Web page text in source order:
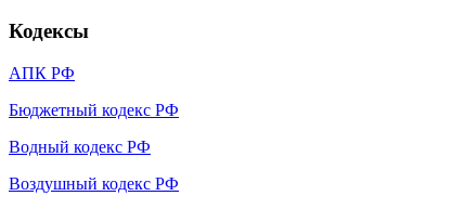
Кодексы
АПК РФ
Бюджетный кодекс РФ
Водный кодекс РФ
Воздушный кодекс РФ